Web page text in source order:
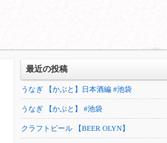
最近の投稿
うなぎ 【かぶと】日本酒編 #池袋
うなぎ 【かぶと】 #池袋
クラフトビール 【BEER OLYN】